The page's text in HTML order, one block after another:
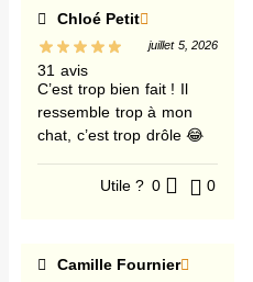
Chloé Petit
31 avis
juillet 5, 2026
C’est trop bien fait ! Il
ressemble trop à mon
chat, c’est trop drôle 😂
Utile ? 0 0
Camille Fournier